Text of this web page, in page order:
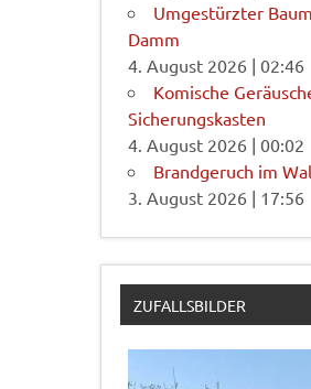
Umgestürzter
Damm
4. August 2026 |02:46
Komische
Sicherungskasten
4. August 2026 |00:02
Brandgeruch im
3. August 2026 | 17:56
ZUFALLSBILDER